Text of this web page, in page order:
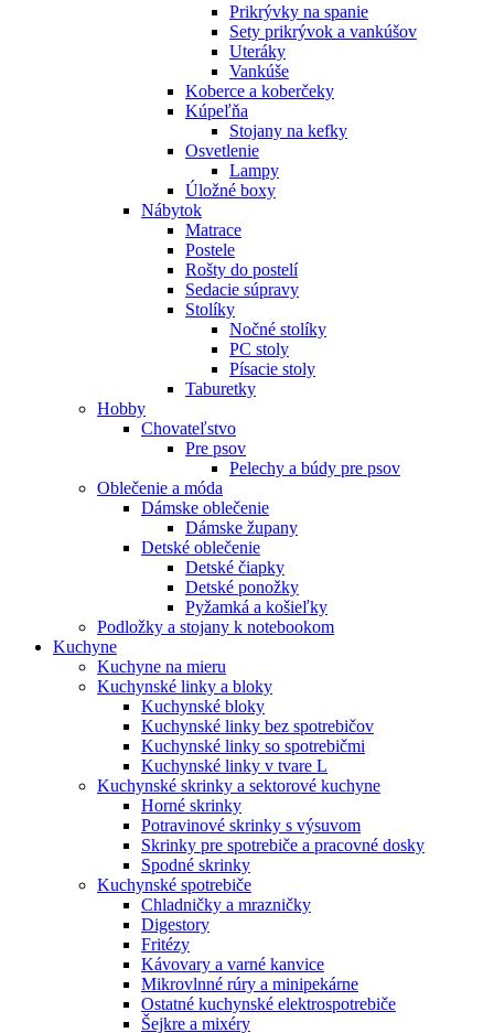
Prikrývky na spanie
Sety prikrývok a vankúšov
Uteráky
Vankúše
Koberce a koberčeky
Kúpeľňa
Stojany na kefky
Osvetlenie
Lampy
Úložné boxy
Nábytok
Matrace
Postele
Rošty do postelí
Sedacie súpravy
Stolíky
Nočné stolíky
PC stoly
Písacie stoly
Taburetky
Hobby
Chovateľstvo
Pre psov
Pelechy a búdy pre psov
Oblečenie a móda
Dámske oblečenie
Dámske župany
Detské oblečenie
Detské čiapky
Detské ponožky
Pyžamká a košieľky
Podložky a stojany k notebookom
Kuchyne
Kuchyne na mieru
Kuchynské linky a bloky
Kuchynské bloky
Kuchynské linky bez spotrebičov
Kuchynské linky so spotrebičmi
Kuchynské linky v tvare L
Kuchynské skrinky a sektorové kuchyne
Horné skrinky
Potravinové skrinky s výsuvom
Skrinky pre spotrebiče a pracovné dosky
Spodné skrinky
Kuchynské spotrebiče
Chladničky a mrazničky
Digestory
Fritézy
Kávovary a varné kanvice
Mikrovlnné rúry a minipekárne
Ostatné kuchynské elektrospotrebiče
Šejkre a mixéry